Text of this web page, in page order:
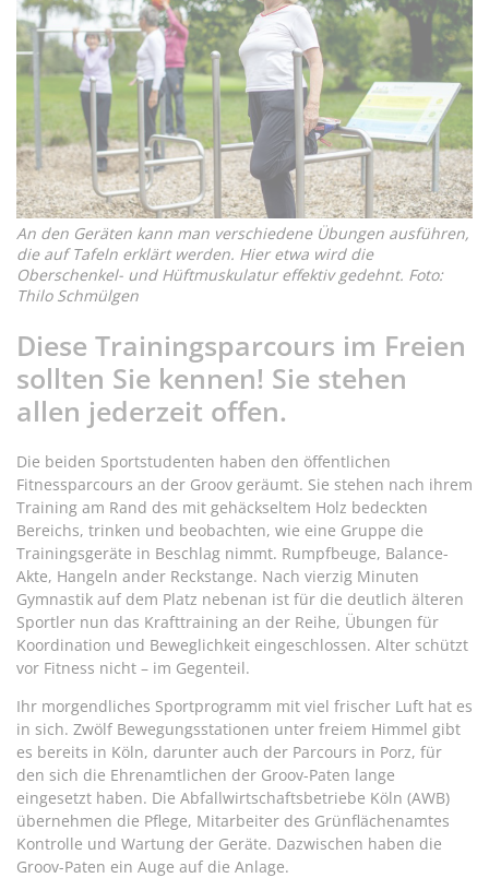
An den Geräten kann man verschiedene Übungen ausführen,
die auf Tafeln erklärt werden. Hier etwa wird die
Oberschenkel- und Hüftmuskulatur effektiv gedehnt. Foto:
Thilo Schmülgen
Diese Trainingsparcours im Freien
sollten Sie kennen! Sie stehen
allen jederzeit offen.
Die beiden Sportstudenten haben den öffentlichen
Fitnessparcours an der Groov geräumt. Sie stehen nach ihrem
Training am Rand des mit gehäckseltem Holz bedeckten
Bereichs, trinken und beobachten, wie eine Gruppe die
Trainingsgeräte in Beschlag nimmt. Rumpfbeuge, Balance-
Akte, Hangeln ander Reckstange. Nach vierzig Minuten
Gymnastik auf dem Platz nebenan ist für die deutlich älteren
Sportler nun das Krafttraining an der Reihe, Übungen für
Koordination und Beweglichkeit eingeschlossen. Alter schützt
vor Fitness nicht – im Gegenteil.
Ihr morgendliches Sportprogramm mit viel frischer Luft hat es
in sich. Zwölf Bewegungsstationen unter freiem Himmel gibt
es bereits in Köln, darunter auch der Parcours in Porz, für
den sich die Ehrenamtlichen der Groov-Paten lange
eingesetzt haben. Die Abfallwirtschaftsbetriebe Köln (AWB)
übernehmen die Pflege, Mitarbeiter des Grünflächenamtes
Kontrolle und Wartung der Geräte. Dazwischen haben die
Groov-Paten ein Auge auf die Anlage.